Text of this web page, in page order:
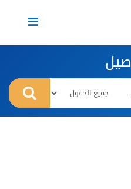
Toggle
navigation